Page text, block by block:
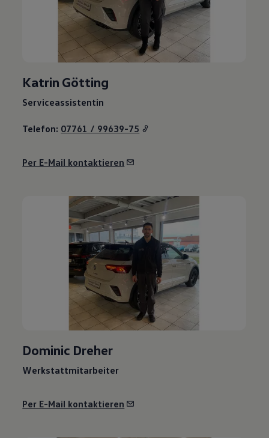
Katrin Götting
Serviceassistentin
Telefon: 07761 / 99639-75
Per E-Mail kontaktieren
Dominic Dreher
Werkstattmitarbeiter
Per E-Mail kontaktieren